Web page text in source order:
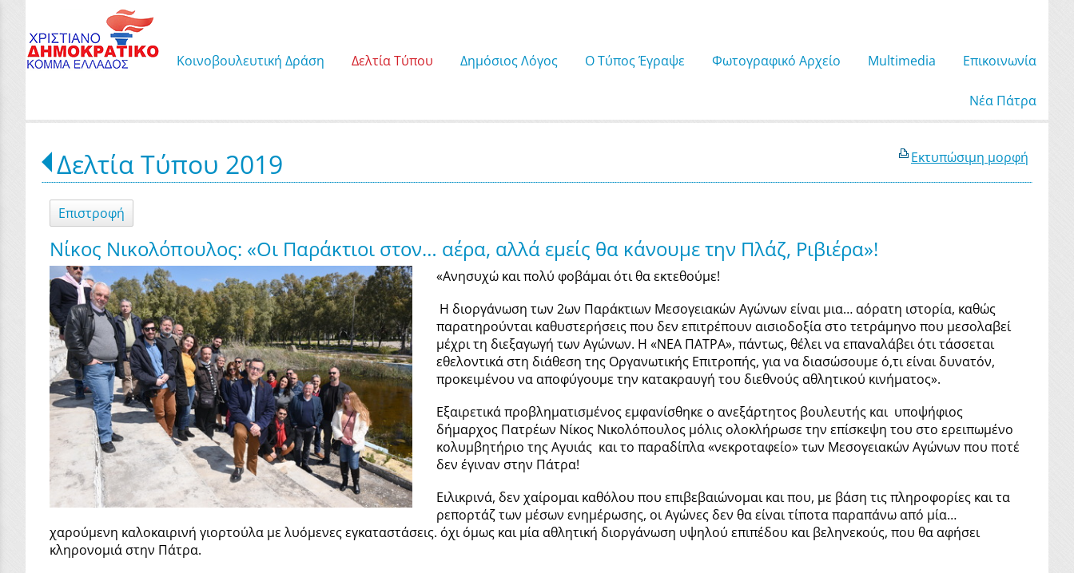
Κοινοβουλευτική Δράση Δελτία Τύπου Δημόσιος Λόγος Ο Τύπος Έγραψε Φωτογραφικό Αρχείο Μultimedia Επικοινωνία
Νέα Πάτρα
Εκτυπώσιμη μορφή
Δελτία Τύπου 2019
Επιστροφή
Νίκος Νικολόπουλος: «Οι Παράκτιοι στον… αέρα, αλλά εμείς θα κάνουμε την Πλάζ, Ριβιέρα»!
«Ανησυχώ και πολύ φοβάμαι ότι θα εκτεθούμε!
Η διοργάνωση των 2ων Παράκτιων Μεσογειακών Αγώνων είναι μια… αόρατη ιστορία, καθώς
παρατηρούνται καθυστερήσεις που δεν επιτρέπουν αισιοδοξία στο τετράμηνο που μεσολαβεί
μέχρι τη διεξαγωγή των Αγώνων. Η «ΝΕΑ ΠΑΤΡΑ», πάντως, θέλει να επαναλάβει ότι τάσσεται
εθελοντικά στη διάθεση της Οργανωτικής Επιτροπής, για να διασώσουμε ό,τι είναι δυνατόν,
προκειμένου να αποφύγουμε την κατακραυγή του διεθνούς αθλητικού κινήματος».
Εξαιρετικά προβληματισμένος εμφανίσθηκε ο ανεξάρτητος βουλευτής και υποψήφιος
δήμαρχος Πατρέων Νίκος Νικολόπουλος μόλις ολοκλήρωσε την επίσκεψη του στο ερειπωμένο
κολυμβητήριο της Αγυιάς και το παραδίπλα «νεκροταφείο» των Μεσογειακών Αγώνων που ποτέ
δεν έγιναν στην Πάτρα!
Ειλικρινά, δεν χαίρομαι καθόλου που επιβεβαιώνομαι και που, με βάση τις πληροφορίες και τα
ρεπορτάζ των μέσων ενημέρωσης, οι Αγώνες δεν θα είναι τίποτα παραπάνω από μία…
χαρούμενη καλοκαιρινή γιορτούλα με λυόμενες εγκαταστάσεις. όχι όμως και μία αθλητική διοργάνωση υψηλού επιπέδου και βεληνεκούς, που θα αφήσει
κληρονομιά στην Πάτρα.